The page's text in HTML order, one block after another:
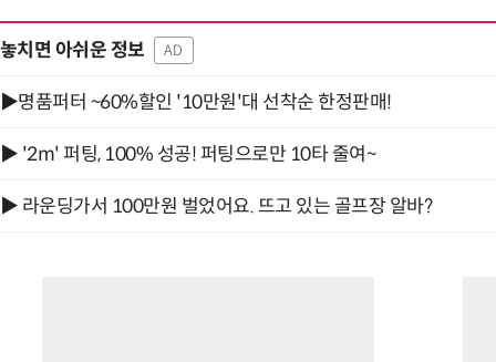
놓치면 아쉬운 정보 AD
▶명품퍼터 ~60%할인 '10만원'대 선착순 한정판매!
▶ '2m' 퍼팅, 100% 성공! 퍼팅으로만 10타 줄여~
▶ 라운딩가서 100만원 벌었어요. 뜨고 있는 골프장 알바?